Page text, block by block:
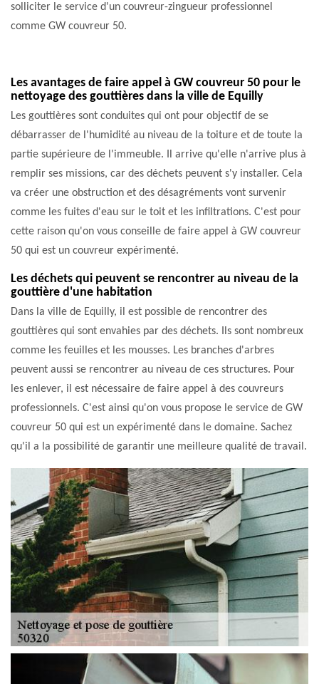
solliciter le service d'un couvreur-zingueur professionnel
comme GW couvreur 50.
Les avantages de faire appel à GW couvreur 50 pour le
nettoyage des gouttières dans la ville de Equilly
Les gouttières sont conduites qui ont pour objectif de se
débarrasser de l'humidité au niveau de la toiture et de toute la
partie supérieure de l'immeuble. Il arrive qu'elle n'arrive plus à
remplir ses missions, car des déchets peuvent s'y installer. Cela
va créer une obstruction et des désagréments vont survenir
comme les fuites d'eau sur le toit et les infiltrations. C'est pour
cette raison qu'on vous conseille de faire appel à GW couvreur
50 qui est un couvreur expérimenté.
Les déchets qui peuvent se rencontrer au niveau de la
gouttière d'une habitation
Dans la ville de Equilly, il est possible de rencontrer des
gouttières qui sont envahies par des déchets. Ils sont nombreux
comme les feuilles et les mousses. Les branches d'arbres
peuvent aussi se rencontrer au niveau de ces structures. Pour
les enlever, il est nécessaire de faire appel à des couvreurs
professionnels. C'est ainsi qu'on vous propose le service de GW
couvreur 50 qui est un expérimenté dans le domaine. Sachez
qu'il a la possibilité de garantir une meilleure qualité de travail.